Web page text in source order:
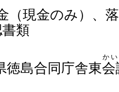
（現金のみ）、
類
徳島合同庁舎東会
か